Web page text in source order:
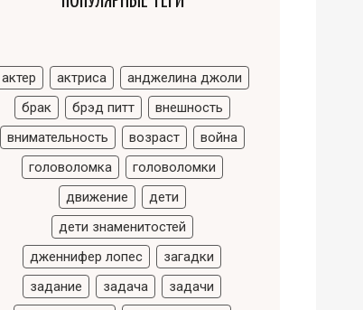
актер актриса
анджелина джоли
брак
брэд питт
внешность
внимательность
возраст
война
головоломка
головоломки
движение
дети
дети знаменитостей
дженнифер лопес
загадки
задание
задача
задачи